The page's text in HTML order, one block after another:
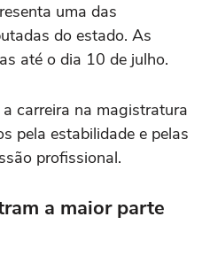
uma das
do estado. As
até o dia 10 de julho.
carreira na magistratura
pela estabilidade e pelas
profissional.
a maior parte